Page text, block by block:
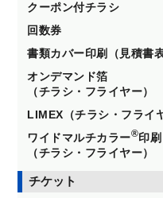
クーポン付チラシ
回数券
書類カバー印刷（見積書表
オンデマンド箔
（チラシ・フライヤー）
LIMEX（チラシ・フライ
ワイドマルチカラー®印刷
（チラシ・フライヤー）
チケット